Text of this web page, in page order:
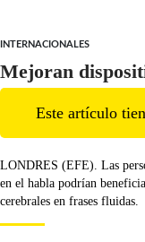
INTERNACIONALES
Mejoran
Este artículo
LONDRES (EFE). Las
en el habla podrían
cerebrales en frases fluidas.